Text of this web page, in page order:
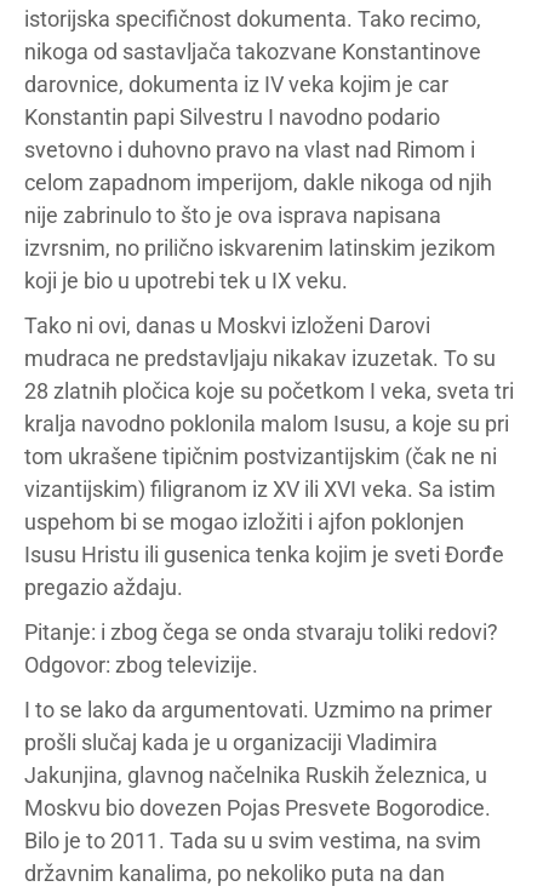
istorijska specifičnost dokumenta. Tako recimo,
nikoga od sastavljača takozvane Konstantinove
darovnice, dokumenta iz IV veka kojim je car
Konstantin papi Silvestru I navodno podario
svetovno i duhovno pravo na vlast nad Rimom i
celom zapadnom imperijom, dakle nikoga od njih
nije zabrinulo to što je ova isprava napisana
izvrsnim, no prilično iskvarenim latinskim jezikom
koji je bio u upotrebi tek u IX veku.
Tako ni ovi, danas u Moskvi izloženi Darovi
mudraca ne predstavljaju nikakav izuzetak. To su
28 zlatnih pločica koje su početkom I veka, sveta tri
kralja navodno poklonila malom Isusu, a koje su pri
tom ukrašene tipičnim postvizantijskim (čak ne ni
vizantijskim) filigranom iz XV ili XVI veka. Sa istim
uspehom bi se mogao izložiti i ajfon poklonjen
Isusu Hristu ili gusenica tenka kojim je sveti Đorđe
pregazio aždaju.
Pitanje: i zbog čega se onda stvaraju toliki redovi?
Odgovor: zbog televizije.
I to se lako da argumentovati. Uzmimo na primer
prošli slučaj kada je u organizaciji Vladimira
Jakunjina, glavnog načelnika Ruskih železnica, u
Moskvu bio dovezen Pojas Presvete Bogorodice.
Bilo je to 2011. Tada su u svim vestima, na svim
državnim kanalima, po nekoliko puta na dan